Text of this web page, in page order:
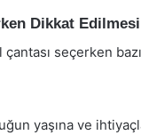
Dikkat
çantası seçerken
yaşına ve